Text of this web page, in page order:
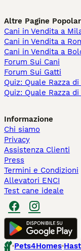
Altre Pagine
Cani in Vendita a
Cani in Vendita a
Cani in Vendita a
Forum Sui Cani
Forum Sui Gatti
Quiz: Quale Razza
Quiz: Quale Razza
Informazione
Chi siamo
Privacy
Assistenza Clienti
Press
Termini e Condizioni
Allevatori ENCI
Test cane ideale
Pets4Homes